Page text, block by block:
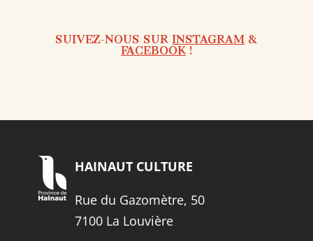
SUIVEZ-NOUS SURINSTAGRAM &
FACEBOOK!
HAINAUT CULTURE
Rue du Gazomètre, 50
7100 La Louvière